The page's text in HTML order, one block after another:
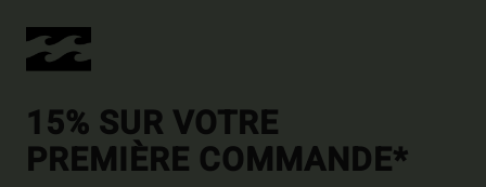
15% SUR VOTRE
PREMIÈRE COMMANDE*